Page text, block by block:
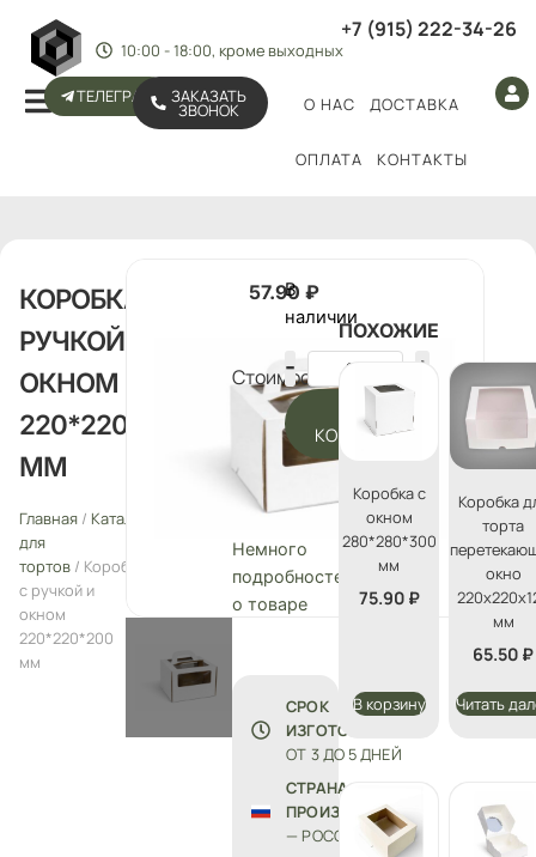
+7 (915) 222-34-26
10:00 - 18:00, кроме выходных
ТЕЛЕГРАМ ЗАКАЗАТЬ
ЗВОНОК О НАС ДОСТАВКА
ОПЛАТА КОНТАКТЫ
КОРОБКА С
РУЧКОЙ И
ОКНОМ
220*220*200
ММ
Главная / Каталог
для
тортов / Коробка
с ручкой и
окном
220*220*200
мм
Стоимость:
57.90 ₽
В
наличии
КОРЗИНУ
Немного
подробностей
о товаре
СРОК
ИЗГОТОВЛЕНИЯ:
ОТ 3 ДО 5 ДНЕЙ
СТРАНА
ПРОИЗВОДСТВА
— РОССИЯ
ПОХОЖИЕ
Коробка с
окном
280*280*300
мм
75.90 ₽
В корзину
Коробка
торта
окно
мм
65.50 ₽
Читать